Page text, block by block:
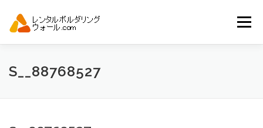
メニュー
トップ 自動見積り
S__88768527